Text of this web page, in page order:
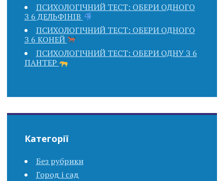
ПСИХОЛОГІЧНИЙ ТЕСТ: ОБЕРИ ОДНОГО
З 6 ДЕЛЬФІНІВ
ПСИХОЛОГІЧНИЙ ТЕСТ: ОБЕРИ ОДНОГО
З 6 КОНЕЙ
ПСИХОЛОГІЧНИЙ ТЕСТ: ОБЕРИ ОДНУ З 6
ПАНТЕР
Категорії
Без рубрики
Город і сад